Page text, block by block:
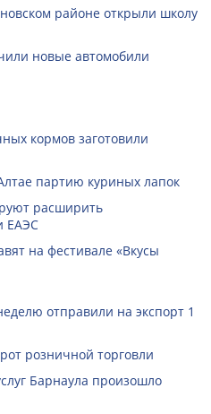
районе открыли школу
новые автомобили
кормов заготовили
партию куриных лапок
расширить
ЕАЭС
на фестивале «Вкусы
отправили на экспорт 1
розничной торговли
Барнаула произошло